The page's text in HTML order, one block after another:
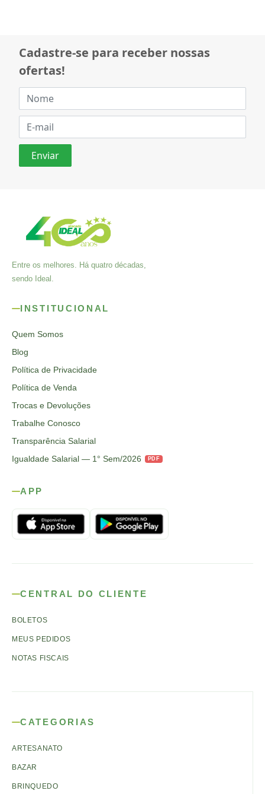
Cadastre-se para receber nossas
ofertas!
Entre os melhores. Há quatro décadas,
sendo Ideal.
INSTITUCIONAL
Quem Somos
Blog
Política de Privacidade
Política de Venda
Trocas e Devoluções
Trabalhe Conosco
Transparência Salarial
Igualdade Salarial — 1° Sem/2026
PDF
APP
CENTRAL DO CLIENTE
BOLETOS
MEUS PEDIDOS
NOTAS FISCAIS
CATEGORIAS
ARTESANATO
BAZAR
BRINQUEDO